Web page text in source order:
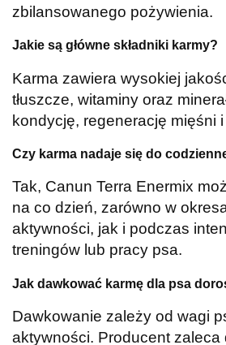
zbilansowanego pożywienia.
Jakie są główne składniki karmy?
Karma zawiera wysokiej
tłuszcze, witaminy oraz
kondycję, regenerację mięśni
Czy karma nadaje się do
Tak, Canun Terra Enermix
na co dzień, zarówno w
aktywności, jak i podczas
treningów lub pracy psa.
Jak dawkować karmę dla psa
Dawkowanie zależy od wagi
aktywności. Producent zaleca